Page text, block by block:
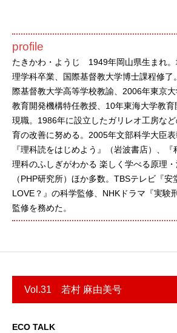
profile
たきかわ・ようじ 1949年岡山県生まれ。
理学科卒業、国際基督教大学博士課程修了
際基督教大学高等学校教諭、2006年東京
教育開発機構特任教授、10年東海大学教
現職。1986年に設立したガリレオ工房な
育の改善に努める。2005年文部科学大臣
『理科読をはじめよう』（岩波書店）、
理科のふしぎがわかる 楽しく学べる原理・
（PHP研究所）ほか多数。TBSテレビ『
LOVE？』の科学監修、NHKドラマ『実験
監修を務めた。
Vol.31 若村 麻由美号
ECO TALK